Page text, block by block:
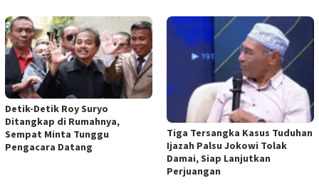
Detik-Detik Roy Suryo
Ditangkap di Rumahnya,
Sempat Minta Tunggu
Pengacara Datang
Tiga Tersangka Kasus Tuduhan
Ijazah Palsu Jokowi Tolak
Damai, Siap Lanjutkan
Perjuangan